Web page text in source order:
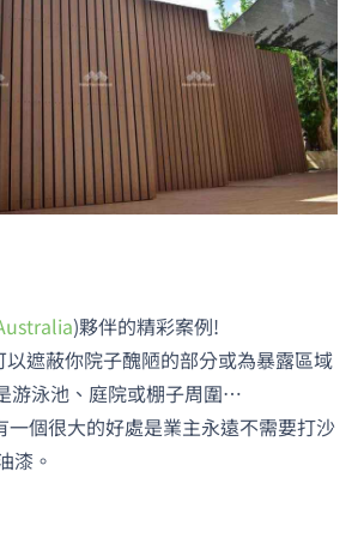
)夥伴的精彩案例!
遮蔽你院子醜陋的部分或為暴露區域
游泳池、庭院或棚子周圍…
個很大的好處是業主永遠不需要打沙
漆。